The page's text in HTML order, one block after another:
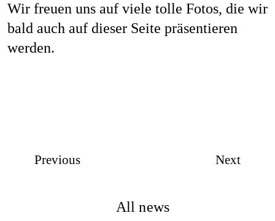
Wir freuen uns auf viele tolle Fotos, die wir
bald auch auf dieser Seite präsentieren
werden.
Previous Next
All news